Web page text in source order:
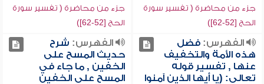
جزء من محاضرة ( تفسير سورة
الحج [52-62])
جزء من محاضرة ( تفسير سورة
الحج [52-62])
الفهرس:فضل
هذه الأمة والتخفيف
عنها , تفسير قوله
تعالى: (يا أيها الذين آمنوا
الفهرس: شرح
حديث المسح على
الخفين , ما جاء في
المسح على الخفين